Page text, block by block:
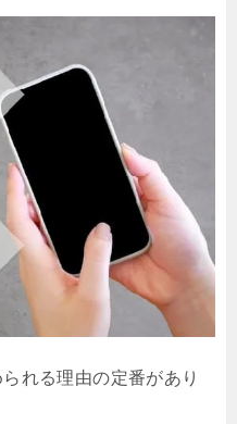
れる理由の定番があり